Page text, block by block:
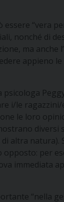
“vera
nonché di
ma anche
appieno le
psicologa
i/le
le loro
altra natura).
opposto: per
immediata
“nella